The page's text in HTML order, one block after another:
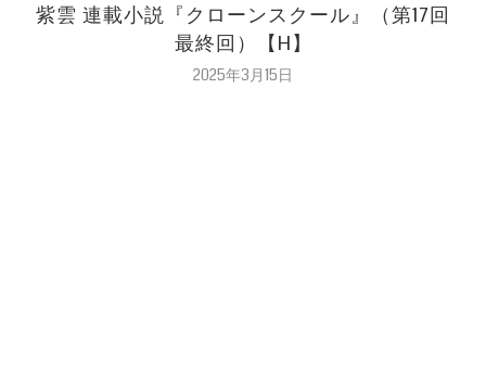
紫雲 連載小説『クローンスクール』（第17回
最終回）【H】
2025年3月15日